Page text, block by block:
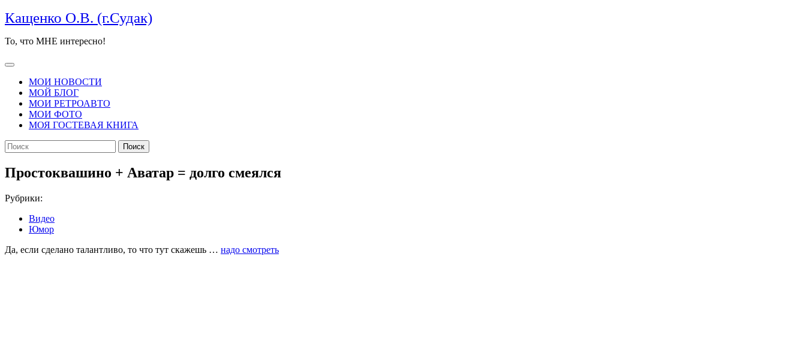
Перейти
к
содержимому
Кащенко О.В. (г.Судак)
То, что МНЕ интересно!
Кнопка
ОткрытьМОИ НОВОСТИ
МОЙ БЛОГ
МОИ РЕТРОАВТО
МОИ ФОТО
МОЯ ГОСТЕВАЯ КНИГА
КНОПКА
ЗАКРЫТЬ
Найти:
Простоквашино + Аватар = долго смеялся
Рубрики:
Видео
Юмор
Да, если сделано талантливо, то что тут скажешь … надо смотреть